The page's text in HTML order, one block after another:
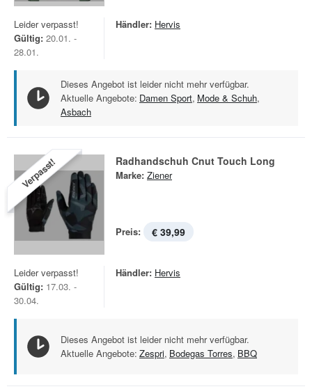
Leider verpasst!
Gültig: 20.01. -
28.01.
Händler: Hervis
Dieses Angebot ist leider nicht mehr verfügbar.
Aktuelle Angebote: Damen Sport, Mode & Schuh,
Asbach
Verpasst! Radhandschuh Cnut Touch Long
Marke: Ziener
Preis: € 39,99
Leider verpasst!
Gültig: 17.03. -
30.04.
Händler: Hervis
Dieses Angebot ist leider nicht mehr verfügbar.
Aktuelle Angebote: Zespri, Bodegas Torres, BBQ